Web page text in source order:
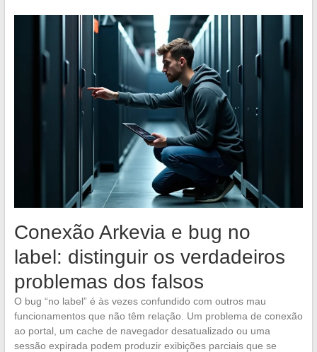
Conexão Arkevia e bug no
label: distinguir os verdadeiros
problemas dos falsos
O bug “no label” é às vezes confundido com outros mau
funcionamentos que não têm relação. Um problema de conexão
ao portal, um cache de navegador desatualizado ou uma
sessão expirada podem produzir exibições parciais que se